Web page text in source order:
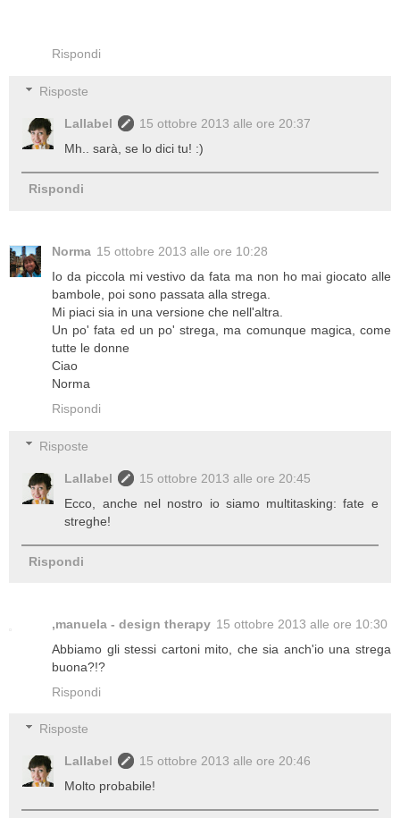
Rispondi
Risposte
Lallabel
15 ottobre 2013 alle ore 20:37
Mh.. sarà, se lo dici tu! :)
Rispondi
Norma 15 ottobre 2013 alle ore 10:28
Io da piccola mi vestivo da fata ma non ho mai giocato alle
bambole, poi sono passata alla strega.
Mi piaci sia in una versione che nell'altra.
Un po' fata ed un po' strega, ma comunque magica, come
tutte le donne
Ciao
Norma
Rispondi
Risposte
Lallabel
15 ottobre 2013 alle ore 20:45
Ecco, anche nel nostro io siamo multitasking: fate e
streghe!
Rispondi
,manuela - design therapy 15 ottobre 2013 alle ore 10:30
Abbiamo gli stessi cartoni mito, che sia anch'io una strega
buona?!?
Rispondi
Risposte
Lallabel
15 ottobre 2013 alle ore 20:46
Molto probabile!